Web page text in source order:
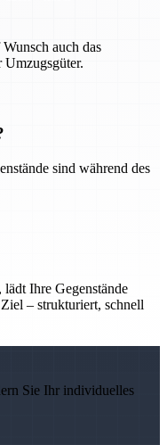
auch das
sind während des
Ihre Gegenstände
– strukturiert, schnell
Sie Ihr individuelles